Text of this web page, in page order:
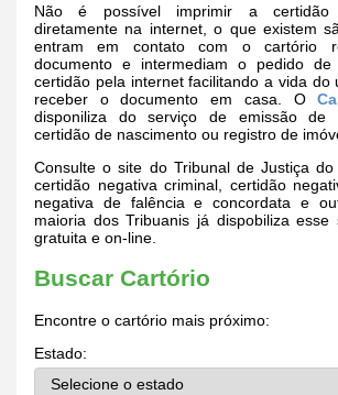
Não é possível imprimir a certidão
diretamente na internet, o que existem
entram em contato com o cartório
documento e intermediam o pedido
certidão pela internet facilitando a vida do
receber o documento em casa. O
disponiliza do serviço de emissão de
certidão de nascimento ou registro de
Consulte o site do Tribunal de Justiça
certidão negativa criminal, certidão
negativa de falência e concordata e
maioria dos Tribuanis já dispobiliza esse
gratuita e on-line.
Buscar Cartório
Encontre o cartório mais próximo:
Estado: